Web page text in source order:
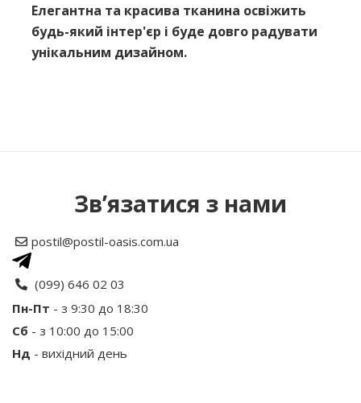
Елегантна та красива тканина освіжить
будь-який інтер'єр і буде довго радувати
унікальним дизайном.
Рейтинг
Ваш відгук
Зв’язатися з нами
postil@postil-oasis.com.ua
(099) 646 02 03
Пн-Пт - з 9:30 до 18:30
Сб - з 10:00 до 15:00
Нд - вихідний день